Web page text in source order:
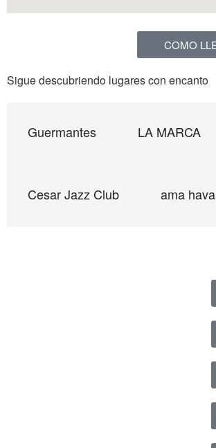
COMO
Sigue descubriendo lugares con encanto
Guermantes LA MARCA
Cesar Jazz Club ama